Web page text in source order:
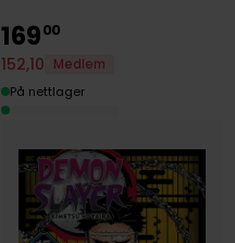
16900
152,10
Medlem
På nettlager